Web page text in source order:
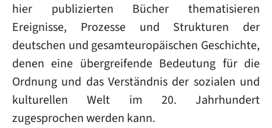
hier publizierten Bücher thematisieren
Ereignisse, Prozesse und Strukturen der
deutschen und gesamteuropäischen Geschichte,
denen eine übergreifende Bedeutung für die
Ordnung und das Verständnis der sozialen und
kulturellen Welt im 20. Jahrhundert
zugesprochen werden kann.